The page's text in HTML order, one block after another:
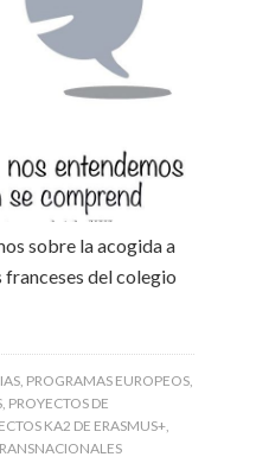
sobre la acogida a
del colegio
PROGRAMAS EUROPEOS
PROYECTOS DE
KA2 DE ERASMUS+